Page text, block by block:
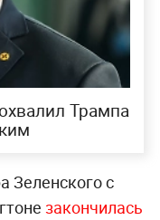
Трампа
Зеленского с
закончилась